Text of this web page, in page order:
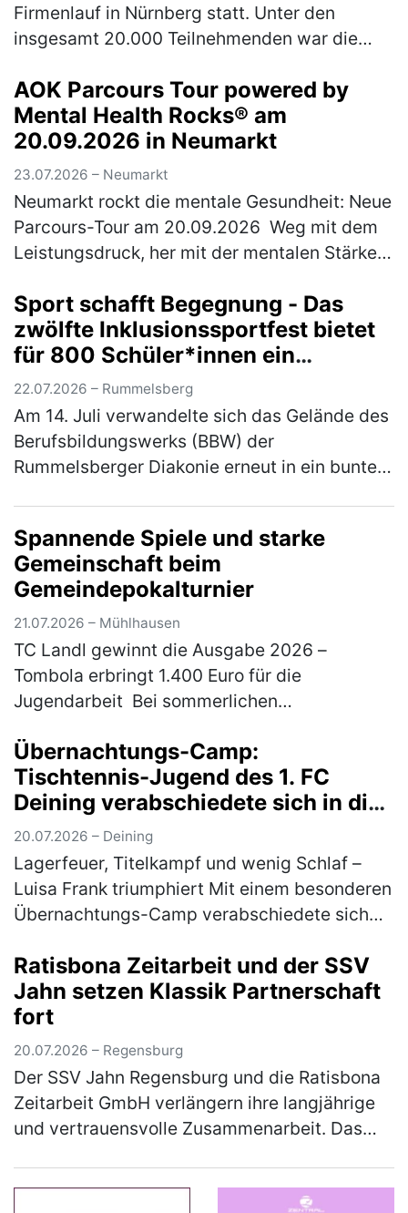
Firmenlauf in Nürnberg statt. Unter den
insgesamt 20.000 Teilnehmenden war die
engagierten Team von 244 Läufer*innen so
star…(mehr)
AOK Parcours Tour powered by
Mental Health Rocks® am
20.09.2026 in Neumarkt
23.07.2026 – Neumarkt
Neumarkt rockt die mentale Gesundheit: Neue
Parcours-Tour am 20.09.2026 Weg mit dem
Leistungsdruck, her mit der mentalen Stärke:
Neumarkt zum Hotspot für Achtsamk…(mehr)
Sport schafft Begegnung - Das
zwölfte Inklusionssportfest bietet
für 800 Schüler*innen ein
vielfältiges Bewegungsangebot
22.07.2026 – Rummelsberg
Am 14. Juli verwandelte sich das Gelände des
Berufsbildungswerks (BBW) der
Rummelsberger Diakonie erneut in ein buntes
(mehr)
Spannende Spiele und starke
Gemeinschaft beim
Gemeindepokalturnier
21.07.2026 – Mühlhausen
TC Landl gewinnt die Ausgabe 2026 –
Tombola erbringt 1.400 Euro für die
Jugendarbeit Bei sommerlichen
das traditionelle Gemeindepokalturnier des
TC 77 Mühl…(mehr)
Übernachtungs-Camp:
Tischtennis-Jugend des 1. FC
Deining verabschiedete sich in die
Sommerpause
20.07.2026 – Deining
Lagerfeuer, Titelkampf und wenig Schlaf –
Luisa Frank triumphiert Mit einem besonderen
Übernachtungs-Camp verabschiedete sich
die Sommerpause. Zum Abschluss…(mehr)
Ratisbona Zeitarbeit und der SSV
Jahn setzen Klassik Partnerschaft
fort
20.07.2026 – Regensburg
Der SSV Jahn Regensburg und die Ratisbona
Zeitarbeit GmbH verlängern ihre langjährige
und vertrauensvolle Zusammenarbeit. Das